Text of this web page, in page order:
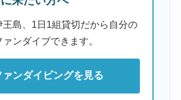
王島、1日1組貸切だから自分の
ンダイブできます。
ァンダイビングを見る